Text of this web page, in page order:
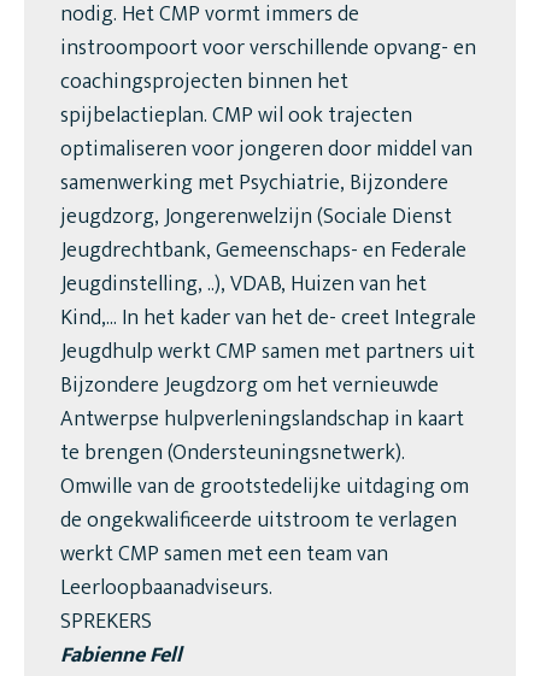
nodig. Het CMP vormt immers de
instroompoort voor verschillende opvang- en
coachingsprojecten binnen het
spijbelactieplan. CMP wil ook trajecten
optimaliseren voor jongeren door middel van
samenwerking met Psychiatrie, Bijzondere
jeugdzorg, Jongerenwelzijn (Sociale Dienst
Jeugdrechtbank, Gemeenschaps- en Federale
Jeugdinstelling, ..), VDAB, Huizen van het
Kind,... In het kader van het de- creet Integrale
Jeugdhulp werkt CMP samen met partners uit
Bijzondere Jeugdzorg om het vernieuwde
Antwerpse hulpverleningslandschap in kaart
te brengen (Ondersteuningsnetwerk).
Omwille van de grootstedelijke uitdaging om
de ongekwalificeerde uitstroom te verlagen
werkt CMP samen met een team van
Leerloopbaanadviseurs.
SPREKERS
Fabienne Fell